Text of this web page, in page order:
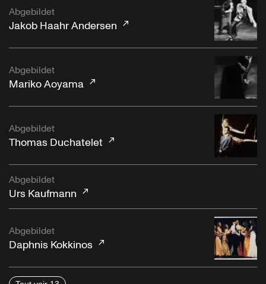
Abgebildet
Jakob Haahr Andersen
Abgebildet
Mariko Aoyama
Abgebildet
Thomas Duchatelet
Abgebildet
Urs Kaufmann
Abgebildet
Daphnis Kokkinos